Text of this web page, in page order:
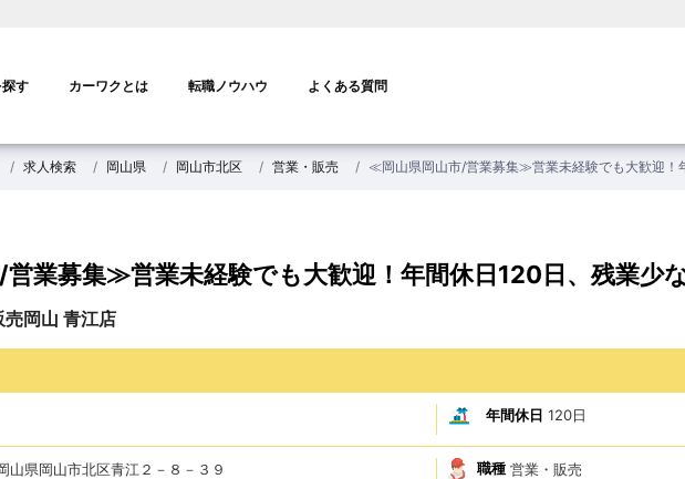
す カーワクとは 転職ノウハウ よくある質問
求人検索 岡山県 岡山市北区 営業・販売 ≪岡山県岡山市/営業募集≫営業未経験でも大歓迎！
業募集≫営業未経験でも大歓迎！年間休日120日、残業少
岡山 青江店
年間休日 120日
県岡山市北区青江２－８－３９ 職種 営業・販売